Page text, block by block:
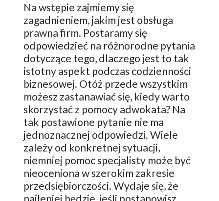
Na wstępie zajmiemy się
zagadnieniem, jakim jest obsługa
prawna firm. Postaramy się
odpowiedzieć na różnorodne pytania
dotyczące tego, dlaczego jest to tak
istotny aspekt podczas codzienności
biznesowej. Otóż przede wszystkim
możesz zastanawiać się, kiedy warto
skorzystać z pomocy adwokata? Na
tak postawione pytanie nie ma
jednoznacznej odpowiedzi. Wiele
zależy od konkretnej sytuacji,
niemniej pomoc specjalisty może być
nieoceniona w szerokim zakresie
przedsiębiorczości. Wydaje się, że